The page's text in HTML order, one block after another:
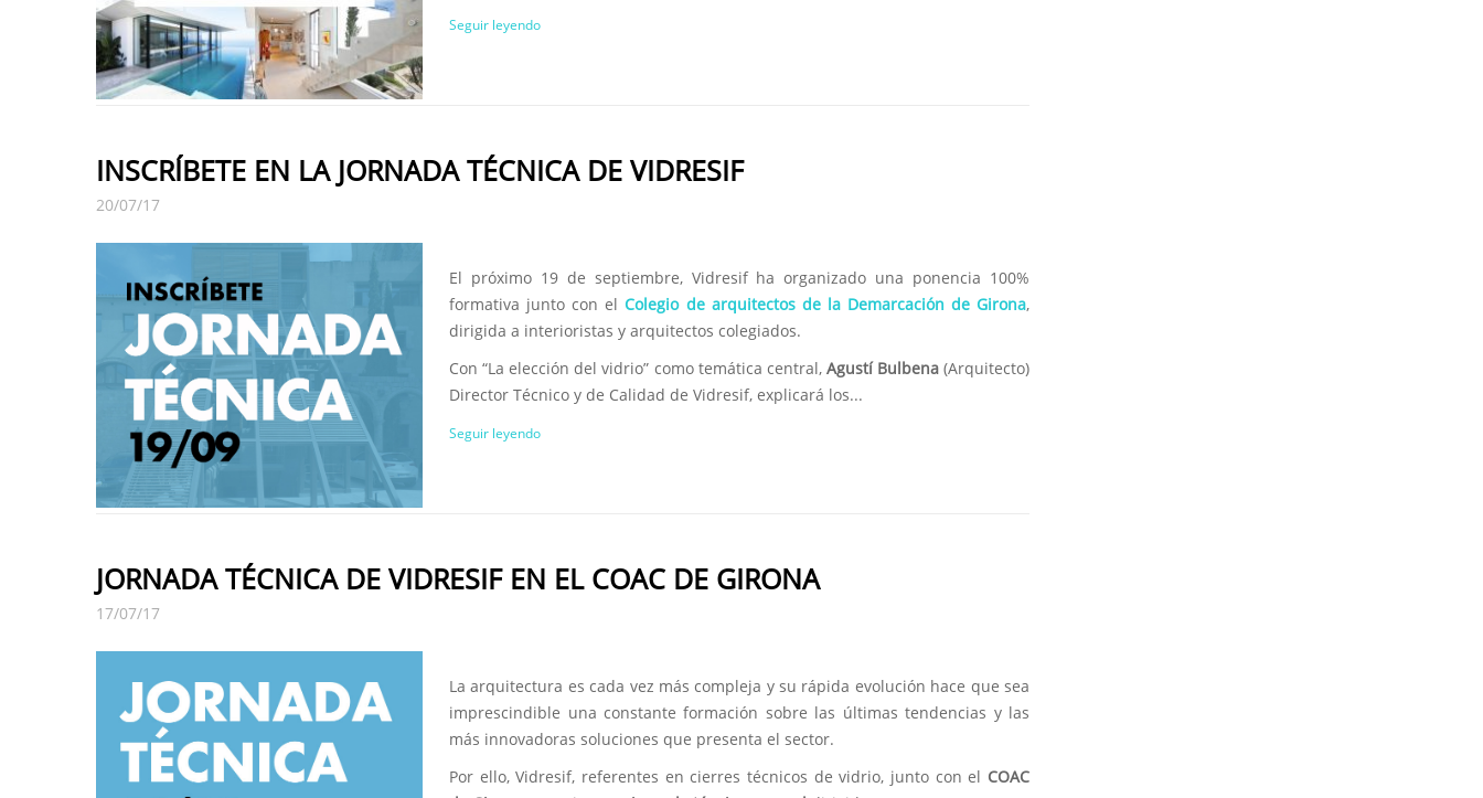
Seguir leyendo
INSCRÍBETE EN LA JORNADA TÉCNICA DE VIDRESIF
20/07/17
El próximo 19 de septiembre, Vidresif ha organizado una ponencia 100%
formativa junto con elColegio de arquitectos de la Demarcación de Girona,
dirigida a interioristas y arquitectos colegiados.
Con “La elección del vidrio” como temática central, Agustí Bulbena(Arquitecto)
Director Técnico y de Calidad de Vidresif, explicará los...
Seguir leyendo
JORNADA TÉCNICA DE VIDRESIF EN EL COAC DE GIRONA
17/07/17
La arquitectura es cada vez más compleja y su rápida evolución hace que sea
imprescindible una constante formación sobre las últimas tendencias y las
más innovadoras soluciones que presenta el sector.
Por ello, Vidresif, referentes en cierres técnicos de vidrio, junto con el COAC